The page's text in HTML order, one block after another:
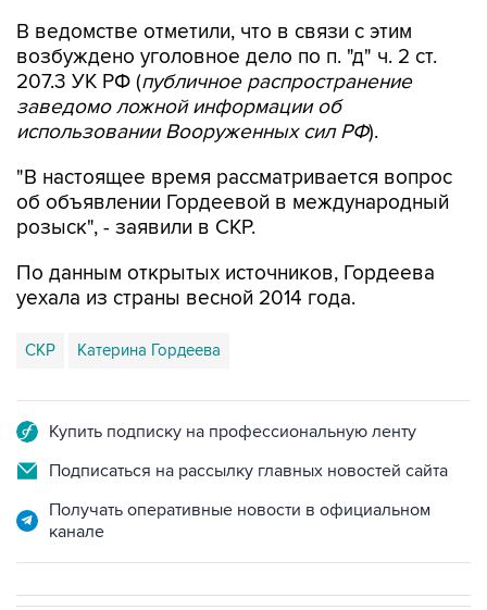
В ведомстве отметили, что в связи с этим
возбуждено уголовное дело по п. "д" ч. 2 ст.
207.3 УК РФ (публичное распространение
заведомо ложной информации об
использовании Вооруженных сил РФ).
"В настоящее время рассматривается вопрос
об объявлении Гордеевой в международный
розыск", - заявили в СКР.
По данным открытых источников, Гордеева
уехала из страны весной 2014 года.
СКР Катерина Гордеева
Купить подписку на профессиональную ленту
Подписаться на рассылку главных новостей сайта
Получать оперативные новости в официальном
канале